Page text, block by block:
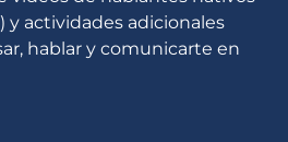
y actividades adicionales
hablar y comunicarte en